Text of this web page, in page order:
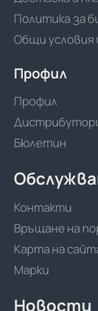
Политика за
Общи условия
Профил
Профил
Бюлетин
Контакти
Връщане на
Карта на
Марки
Новости